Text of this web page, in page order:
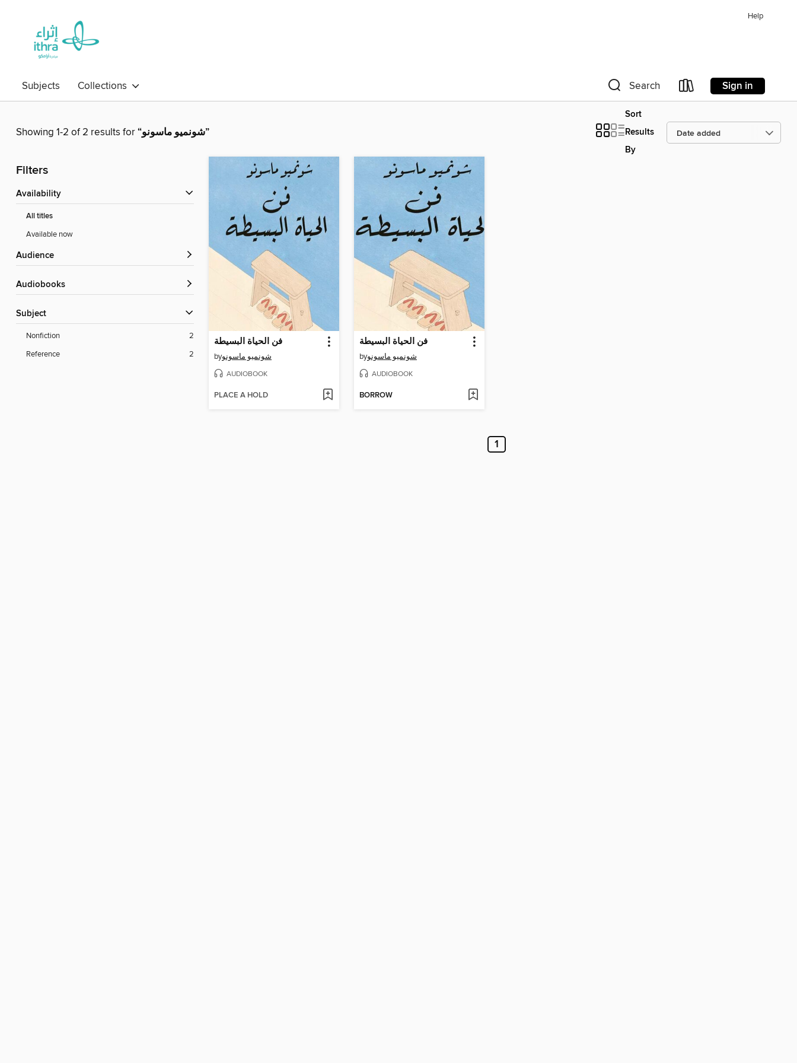
Help
Subjects Collections Search Sign in
Showing 1-2 of 2 results for “شونميو ماسونو”
Sort
Results
By
Filters
Availability
All titles
Available now
Audience
Audiobooks
Subject
Nonfiction
2
Reference
2
فن الحياة البسيطة
byشونميو ماسونو
AUDIOBOOK
PLACE A HOLD
فن الحياة البسيطة
byشونميو ماسونو
AUDIOBOOK
BORROW
1